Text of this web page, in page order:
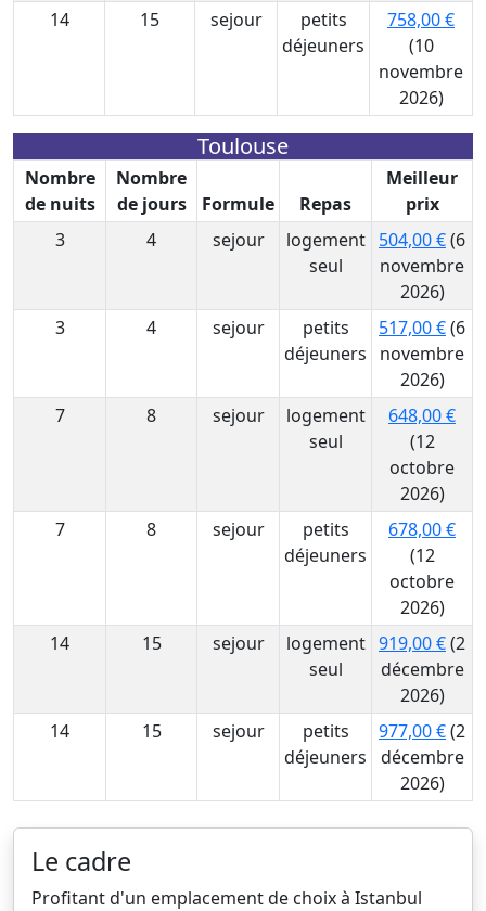
14
15 sejour
petits
déjeuners
758,00 €
(10
novembre
2026)
Toulouse
Nombre
de nuits
Nombre
de jours
Formule Repas
Meilleur
prix
3
4 sejour
logement
seul
504,00 €(6
novembre
2026)
3
4 sejour
petits
déjeuners
517,00 €(6
novembre
2026)
7
8 sejour
logement
seul
648,00 €
(12
octobre
2026)
7
8 sejour
petits
déjeuners
678,00 €
(12
octobre
2026)
14
15 sejour
logement
seul
919,00 €(2
décembre
2026)
14
15 sejour
petits
déjeuners
977,00 €(2
décembre
2026)
Le cadre
Profitant d'un emplacement de choix à Istanbul